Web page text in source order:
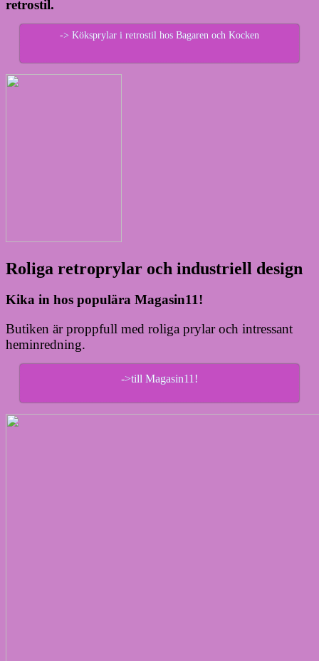
retrostil.
-> Köksprylar i retrostil hos Bagaren och Kocken
Roliga retroprylar och industriell design
Kika in hos populära Magasin11!
Butiken är proppfull med roliga prylar och intressant
heminredning.
->till Magasin11!